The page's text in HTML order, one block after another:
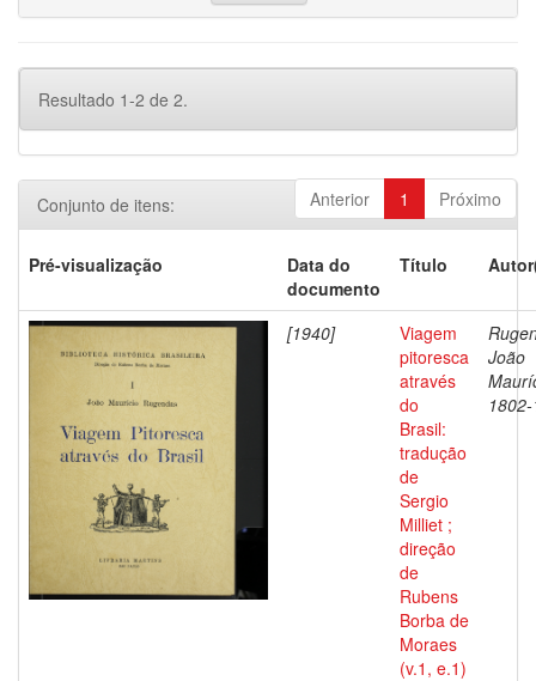
Resultado 1-2 de 2.
Anterior 1 Próximo
Conjunto de itens:
Pré-visualização
Data do
documento
Título
[1940]
Viagem
pitoresca
através
do
Brasil:
tradução
de
Sergio
Milliet ;
direção
de
Rubens
Borba de
Moraes
(v.1, e.1)
João